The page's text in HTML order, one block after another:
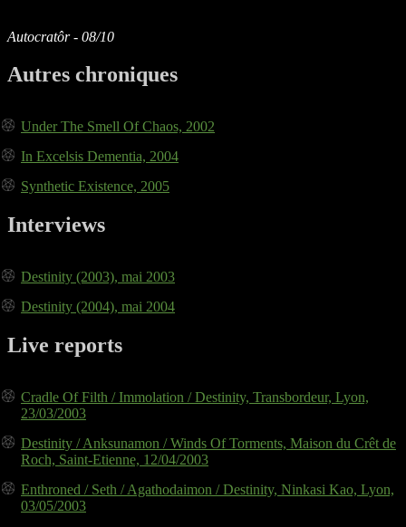
Autocratôr - 08/10
Autres chroniques
Under The Smell Of Chaos, 2002
In Excelsis Dementia, 2004
Synthetic Existence, 2005
Interviews
Destinity (2003), mai 2003
Destinity (2004), mai 2004
Live reports
Cradle Of Filth / Immolation / Destinity, Transbordeur, Lyon,
23/03/2003
Destinity / Anksunamon / Winds Of Torments, Maison du Crêt de
Roch, Saint-Etienne, 12/04/2003
Enthroned / Seth / Agathodaimon / Destinity, Ninkasi Kao, Lyon,
03/05/2003